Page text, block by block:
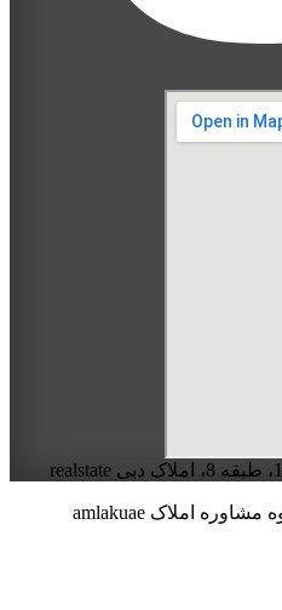
تمامی حقوق این سایت برای گروه مشاوره املاک amlakuae